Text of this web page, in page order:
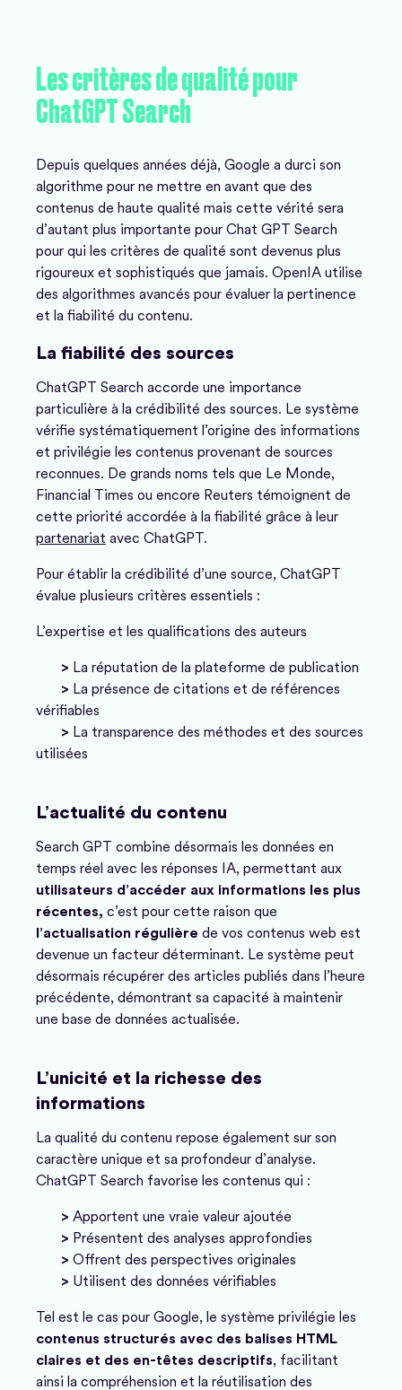
Lescritèresdequalitépour
ChatGPTSearch
Depuis quelques années déjà, Google a durci son
algorithme pour ne mettre en avant que des
contenus de haute qualité mais cette vérité sera
d’autant plus importante pour Chat GPT Search
pour qui les critères de qualité sont devenus plus
rigoureux et sophistiqués que jamais. OpenIA utilise
des algorithmes avancés pour évaluer la pertinence
et la fiabilité du contenu.
La fiabilité des sources
ChatGPT Search accorde une importance
particulière à la crédibilité des sources. Le système
vérifie systématiquement l’origine des informations
et privilégie les contenus provenant de sources
reconnues. De grands noms tels que Le Monde,
Financial Times ou encore Reuters témoignent de
cette priorité accordée à la fiabilité grâce à leur
partenariat avec ChatGPT.
Pour établir la crédibilité d’une source, ChatGPT
évalue plusieurs critères essentiels :
L’expertise et les qualifications des auteurs
> La réputation de la plateforme de publication
> La présence de citations et de références
vérifiables
> La transparence des méthodes et des sources
utilisées
L’actualité du contenu
Search GPT combine désormais les données en
temps réel avec les réponses IA, permettant aux
utilisateurs d’accéder aux informations les plus
récentes, c’est pour cette raison que
l’actualisation régulière de vos contenus web est
devenue un facteur déterminant. Le système peut
désormais récupérer des articles publiés dans l’heure
précédente, démontrant sa capacité à maintenir
une base de données actualisée.
L’unicité et la richesse des
informations
La qualité du contenu repose également sur son
caractère unique et sa profondeur d’analyse.
ChatGPT Search favorise les contenus qui :
> Apportent une vraie valeur ajoutée
> Présentent des analyses approfondies
> Offrent des perspectives originales
> Utilisent des données vérifiables
Tel est le cas pour Google, le système privilégie les
contenus structurés avec des balises HTML
claires et des en-têtes descriptifs, facilitant
ainsi la compréhension et la réutilisation des